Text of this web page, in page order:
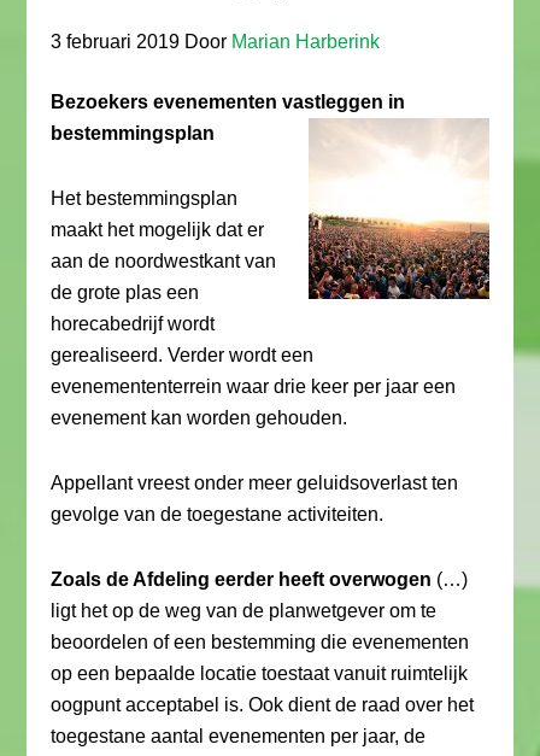
3 februari 2019 Door Marian Harberink
Bezoekers evenementen vastleggen in
bestemmingsplan
Het bestemmingsplan
maakt het mogelijk dat er
aan de noordwestkant van
de grote plas een
horecabedrijf wordt
gerealiseerd. Verder wordt een
evenemententerrein waar drie keer per jaar een
evenement kan worden gehouden.
Appellant vreest onder meer geluidsoverlast ten
gevolge van de toegestane activiteiten.
Zoals de Afdeling eerder heeft overwogen (…)
ligt het op de weg van de planwetgever om te
beoordelen of een bestemming die evenementen
op een bepaalde locatie toestaat vanuit ruimtelijk
oogpunt acceptabel is. Ook dient de raad over het
toegestane aantal evenementen per jaar, de